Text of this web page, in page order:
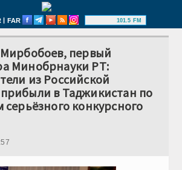
| FAR 101.5 FM
Мирбобоев, первый
Минобрнауки РТ:
из Российской
в Таджикистан по
серьёзного конкурсного